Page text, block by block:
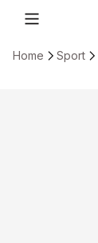
Home Sport